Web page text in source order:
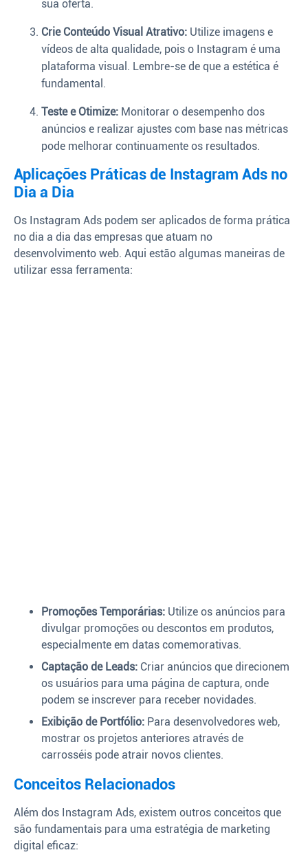
sua oferta.
Crie Conteúdo Visual Atrativo: Utilize imagens e
vídeos de alta qualidade, pois o Instagram é uma
plataforma visual. Lembre-se de que a estética é
fundamental.
Teste e Otimize: Monitorar o desempenho dos
anúncios e realizar ajustes com base nas métricas
pode melhorar continuamente os resultados.
Aplicações Práticas de Instagram Ads no
Dia a Dia
Os Instagram Ads podem ser aplicados de forma prática
no dia a dia das empresas que atuam no
desenvolvimento web. Aqui estão algumas maneiras de
utilizar essa ferramenta:
Promoções Temporárias: Utilize os anúncios para
divulgar promoções ou descontos em produtos,
especialmente em datas comemorativas.
Captação de Leads: Criar anúncios que direcionem
os usuários para uma página de captura, onde
podem se inscrever para receber novidades.
Exibição de Portfólio: Para desenvolvedores web,
mostrar os projetos anteriores através de
carrosséis pode atrair novos clientes.
Conceitos Relacionados
Além dos Instagram Ads, existem outros conceitos que
são fundamentais para uma estratégia de marketing
digital eficaz: